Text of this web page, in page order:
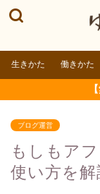
生きかた 働きかた
ブログ運営
もしもア
使い方を解